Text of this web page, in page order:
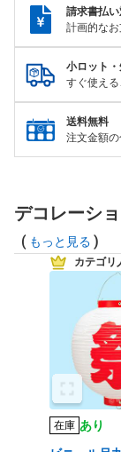
請求書払
計画的なお
小ロット
すぐ使える
送料無料
注文金額
デコレーシ
( もっと見る )
カテゴリ
在庫 あり